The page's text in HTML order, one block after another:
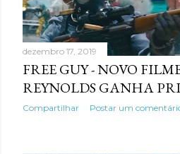
dezembro 17, 2019
FREE GUY - NOVO
REYNOLDS GANHA
Compartilhar Postar um